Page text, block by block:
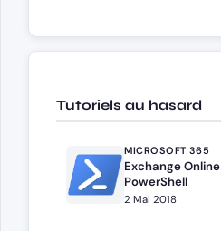
Tutoriels au hasard
MICROSOFT 365
Exchange
PowerShell
2 Mai 2018